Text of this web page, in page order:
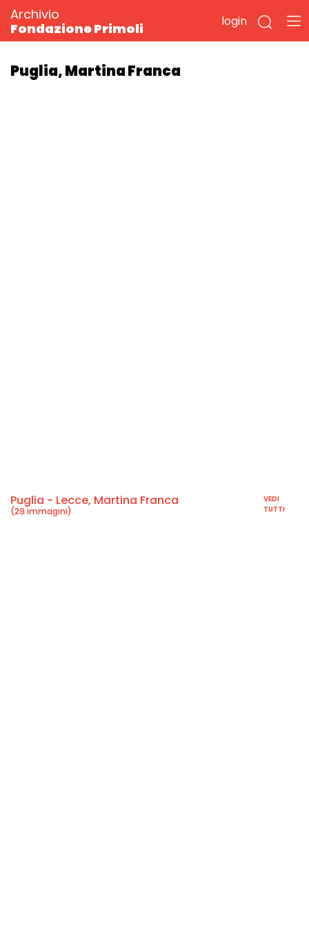
Archivio
Fondazione Primoli
login
Puglia, Martina Franca
Puglia - Lecce, Martina Franca
(29 immagini)
VEDI
TUTTI